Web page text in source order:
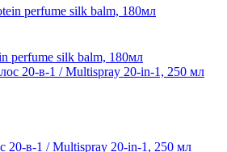
perfume silk balm, 180мл
в-1 / Multispray 20-in-1, 250 мл